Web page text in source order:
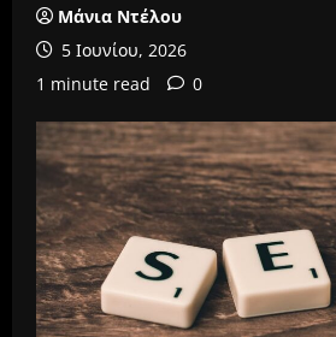
Μάνια Ντέλου
5 Ιουνίου, 2026
1 minute read
0